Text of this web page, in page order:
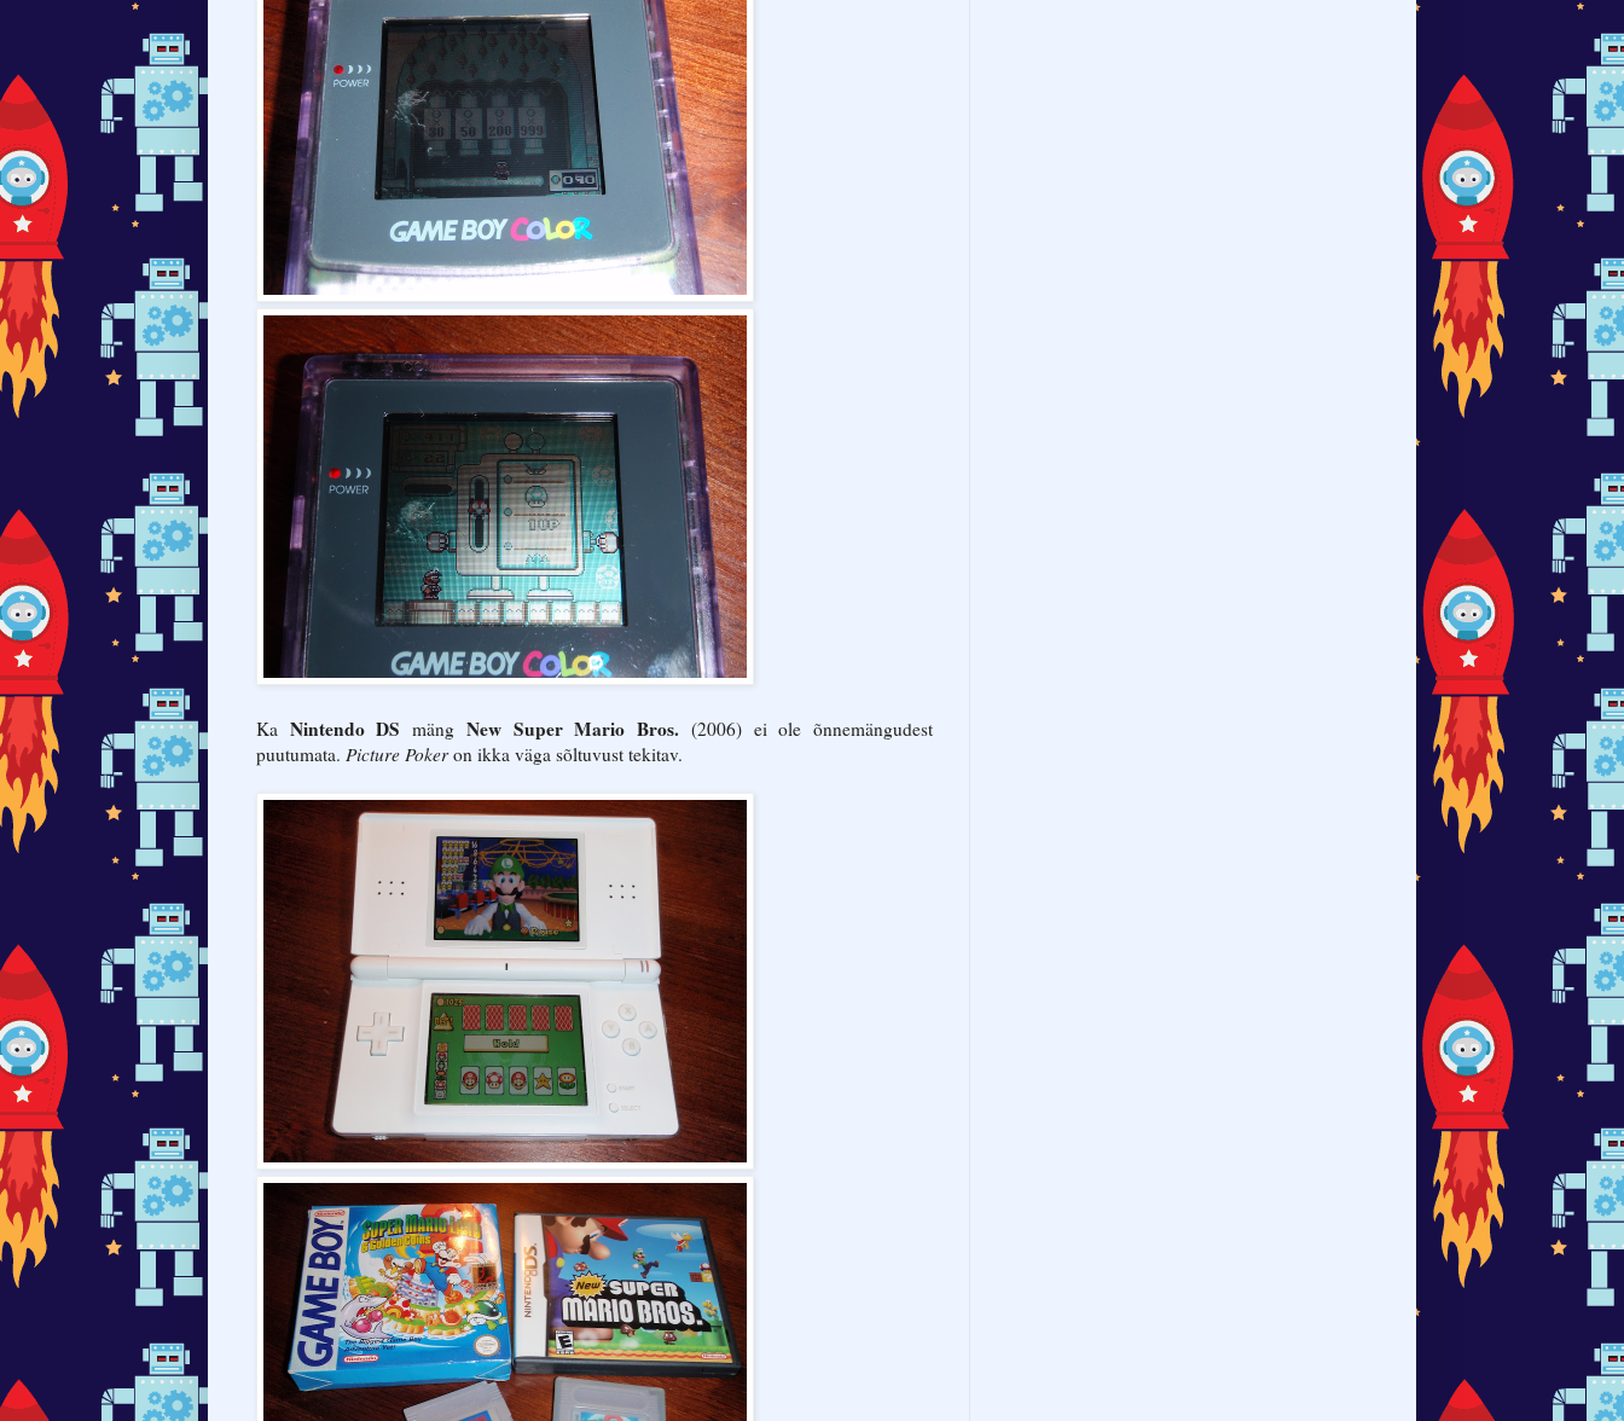
Ka Nintendo DS mäng New Super Mario Bros. (2006) ei ole õnnemängudest
puutumata. Picture Pokeron ikka väga sõltuvust tekitav.